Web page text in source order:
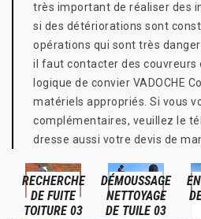
très important de réaliser des
si des détériorations sont
opérations qui sont très
il faut contacter des couvreurs
logique de convier VADOCHE
matériels appropriés. Si vous
complémentaires, veuillez le
dresse aussi votre devis de
RECHERCHE
DE FUITE
TOITURE 03
DÉMOUSSAGE
NETTOYAGE
DE TUILE 03